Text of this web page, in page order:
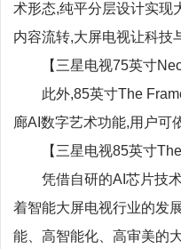
术形态,纯平分层设计实现
内容流转,大屏电视让科技
【三星电视75英寸Neo
此外,85英寸The Frame
廊AI数字艺术功能,用户可
【三星电视85英寸The
凭借自研的AI芯片技术,
着智能大屏电视行业的发
能、高智能化、高审美的